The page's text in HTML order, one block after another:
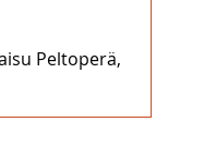
Peltoperä,